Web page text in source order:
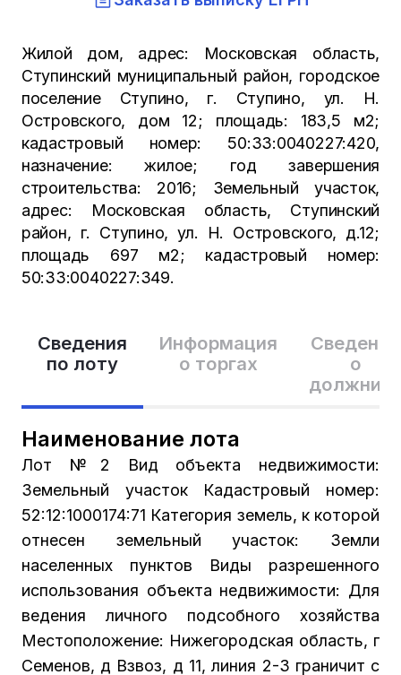
Сведения
по лоту
Информация
о торгах
Сведения
о
Наименование лота
Лот №2 Вид объекта недвижимости:
Земельный участок Кадастровый номер:
52:12:1000174:71 Категория земель, к которой
отнесен земельный участок: Земли
населенных пунктов Виды разрешенного
использования объекта недвижимости: Для
ведения личного подсобного хозяйства
Местоположение: Нижегородская область, г
Семенов, д Взвоз, д 11, линия 2-3 граничит с
Жилой дом, адрес: Московская область,
Ступинский муниципальный район, городское
поселение Ступино, г. Ступино, ул. Н.
Островского, дом 12; площадь: 183,5 м2;
кадастровый номер: 50:33:0040227:420,
назначение: жилое; год завершения
строительства: 2016; Земельный участок,
адрес: Московская область, Ступинский
район, г. Ступино, ул. Н. Островского, д.12;
площадь 697 м2; кадастровый номер:
50:33:0040227:349.